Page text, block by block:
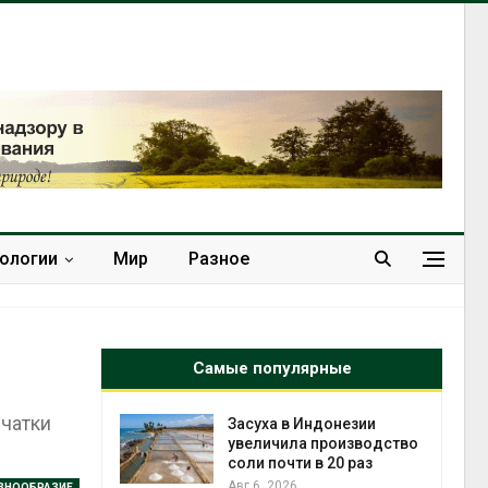
Мир Разное
Самые популярные
В Австралии снизят
стоимость установки
солнечных панелей для
бизнеса